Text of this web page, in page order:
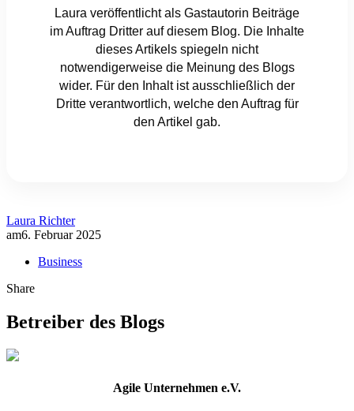
Laura veröffentlicht als Gastautorin Beiträge
im Auftrag Dritter auf diesem Blog. Die Inhalte
dieses Artikels spiegeln nicht
notwendigerweise die Meinung des Blogs
wider. Für den Inhalt ist ausschließlich der
Dritte verantwortlich, welche den Auftrag für
den Artikel gab.
Laura Richter
am6. Februar 2025
Business
Share
Betreiber des Blogs
Agile Unternehmen e.V.